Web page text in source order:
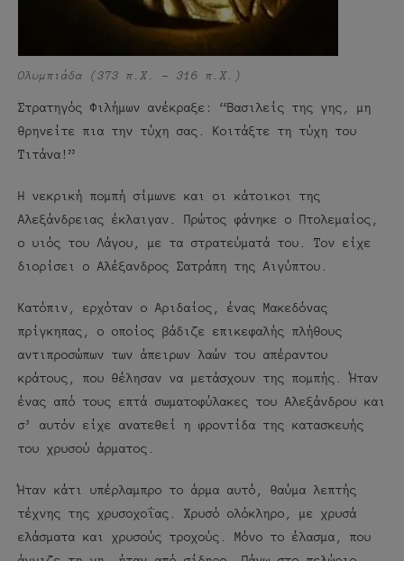
Ολυμπιάδα (373 π.Χ. – 316 π.Χ.)
Στρατηγός Φιλήμων ανέκραξε: “Βασιλείς της γης, μη
θρηνείτε πια την τύχη σας. Κοιτάξτε τη τύχη του
Τιτάνα!”
Η νεκρική πομπή σίμωνε και οι κάτοικοι της
Αλεξάνδρειας έκλαιγαν. Πρώτος φάνηκε ο Πτολεμαίος,
ο υιός του Λάγου, με τα στρατεύματά του. Τον είχε
διορίσει ο Αλέξανδρος Σατράπη της Αιγύπτου.
Κατόπιν, ερχόταν ο Αριδαίος, ένας Μακεδόνας
πρίγκηπας, ο οποίος βάδιζε επικεφαλής πλήθους
αντιπροσώπων των άπειρων λαών του απέραντου
κράτους, που θέλησαν να μετάσχουν της πομπής. Ήταν
ένας από τους επτά σωματοφύλακες του Αλεξάνδρου και
σ’ αυτόν είχε ανατεθεί η φροντίδα της κατασκευής
του χρυσού άρματος.
Ήταν κάτι υπέρλαμπρο το άρμα αυτό, θαύμα λεπτής
τέχνης της χρυσοχοΐας. Χρυσό ολόκληρο, με χρυσά
ελάσματα και χρυσούς τροχούς. Μόνο το έλασμα, που